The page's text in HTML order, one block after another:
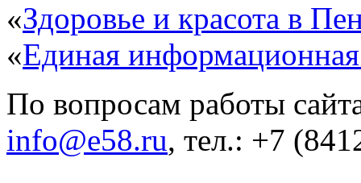
«Здоровье и красота в
«Единая
По вопросам работы
info@e58.ru, тел.: +7